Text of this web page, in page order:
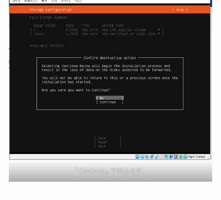
「Continue」で進みます。